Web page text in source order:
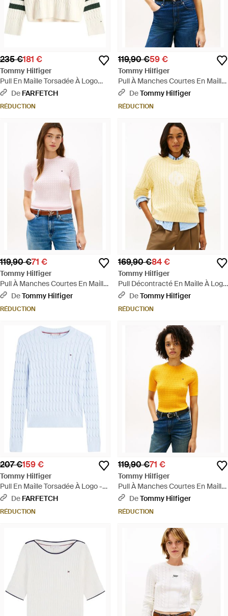
235 €181 €
Tommy Hilfiger
Pull En Maille Torsadée À Logo
Brodé - Blanc
De FARFETCH
RÉDUCTION
119,90 €59 €
Tommy Hilfiger
Pull À Manches Courtes En Maille
Torsadée - Rouge
DeTommy Hilfiger
RÉDUCTION
119,90 €71 €
Tommy Hilfiger
Pull À Manches Courtes En Maille
Torsadée - Blanc
DeTommy Hilfiger
RÉDUCTION
169,90 €84 €
Tommy Hilfiger
Pull Décontracté En Maille À Logo
Brodé - Jaune
DeTommy Hilfiger
RÉDUCTION
207 €159 €
Tommy Hilfiger
Pull En Maille Torsadée À Logo -
BleuDe FARFETCH
RÉDUCTION
119,90 €71 €
Tommy Hilfiger
Pull À Manches Courtes En Maille
Torsadée - Orange
DeTommy Hilfiger
RÉDUCTION